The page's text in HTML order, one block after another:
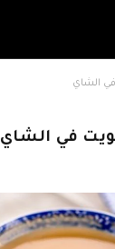
الشاي
في الشاي